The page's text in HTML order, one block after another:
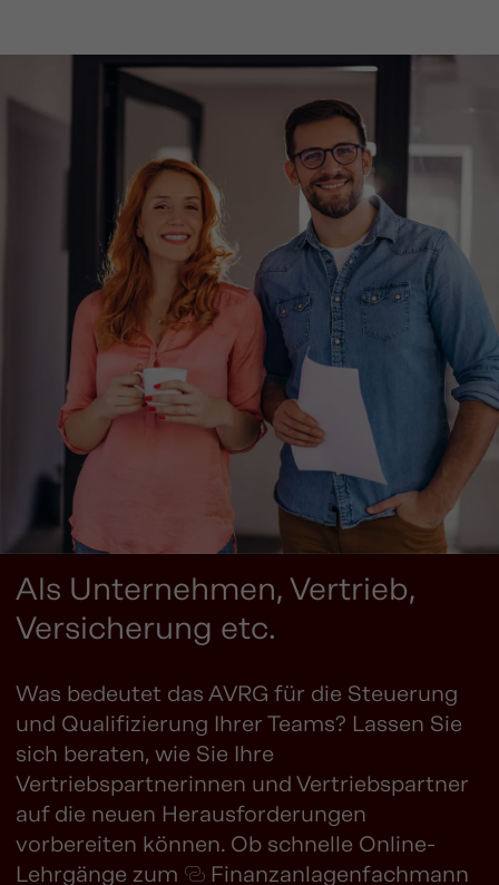
Als Unternehmen, Vertrieb,
Versicherung etc.
Was bedeutet das AVRG für die Steuerung
und Qualifizierung Ihrer Teams? Lassen Sie
sich beraten, wie Sie Ihre
Vertriebspartnerinnen und Vertriebspartner
auf die neuen Herausforderungen
vorbereiten können. Ob schnelle Online-
Lehrgänge zum
Finanzanlagenfachmann